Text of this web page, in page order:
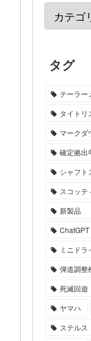
タグ
テーラー
タイトリ
マークダ
確定拠出
シャフト
スコッテ
新製品
ChatGPT
ミニドラ
弾道調整
死滅回遊
ヤマハ
ステルス